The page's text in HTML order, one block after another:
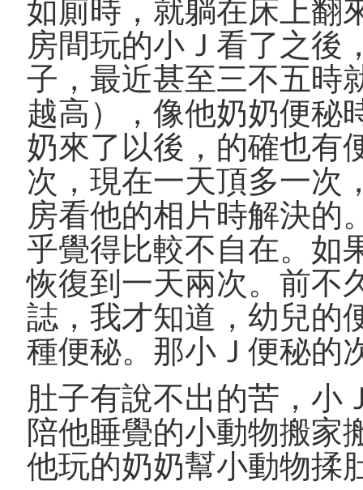
如廁時，就躺在床上翻
房間玩的小Ｊ看了之後
子，最近甚至三不五時
越高），像他奶奶便秘
奶來了以後，的確也有
次，現在一天頂多一次
房看他的相片時解決的
乎覺得比較不自在。如
恢復到一天兩次。前不
誌，我才知道，幼兒的
種便秘。那小Ｊ便秘的
肚子有說不出的苦，小
陪他睡覺的小動物搬家
他玩的奶奶幫小動物揉